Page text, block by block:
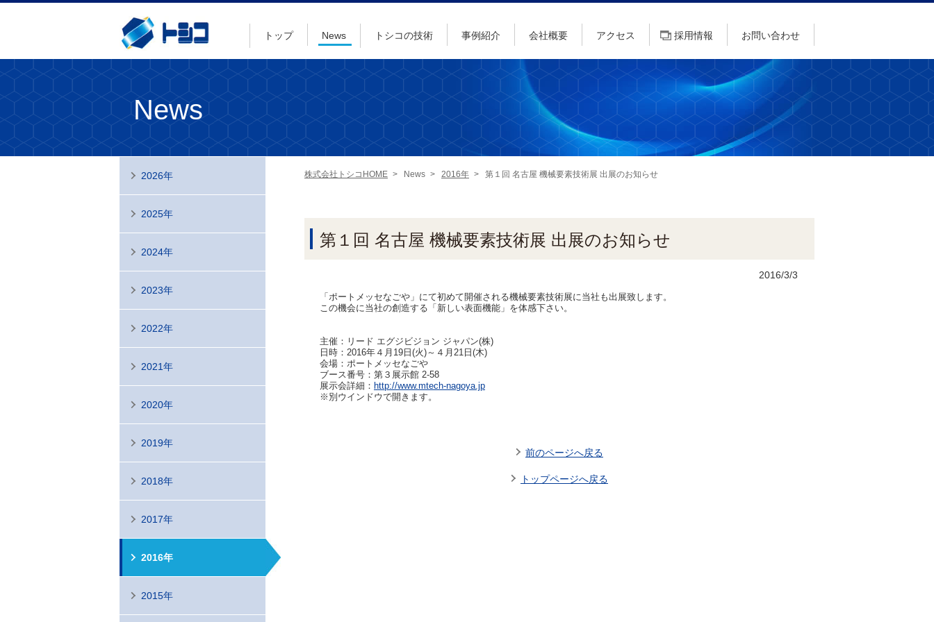
トップ News トシコの技術 事例紹介 会社概要 アクセス 採用情報 お問い合わせ
News
株式会社トシコHOME > News > 2016年 > 第１回 名古屋 機械要素技術展 出展のお知らせ
第１回 名古屋 機械要素技術展 出展のお知らせ
2016/3/3
「ポートメッセなごや」にて初めて開催される機械要素技術展に当社も出展致します。
この機会に当社の創造する「新しい表面機能」を体感下さい。
主催：リード エグジビジョン ジャパン(株)
日時：2016年４月19日(火)～４月21日(木)
会場：ポートメッセなごや
ブース番号：第３展示館 2-58
展示会詳細： http://www.mtech-nagoya.jp
※別ウインドウで開きます。
前のページへ戻る
トップページへ戻る
2026年
2025年
2024年
2023年
2022年
2021年
2020年
2019年
2018年
2017年
2016年
2015年